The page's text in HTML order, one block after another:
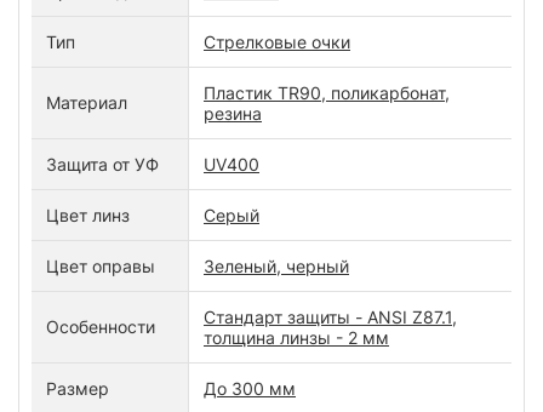
Тип Стрелковые очки
Материал
Пластик TR90, поликарбонат,
резина
Защита от УФ UV400
Цвет линз Серый
Цвет оправы Зеленый, черный
Особенности
Стандарт защиты - ANSI Z87.1,
толщина линзы - 2 мм
Размер До 300 мм